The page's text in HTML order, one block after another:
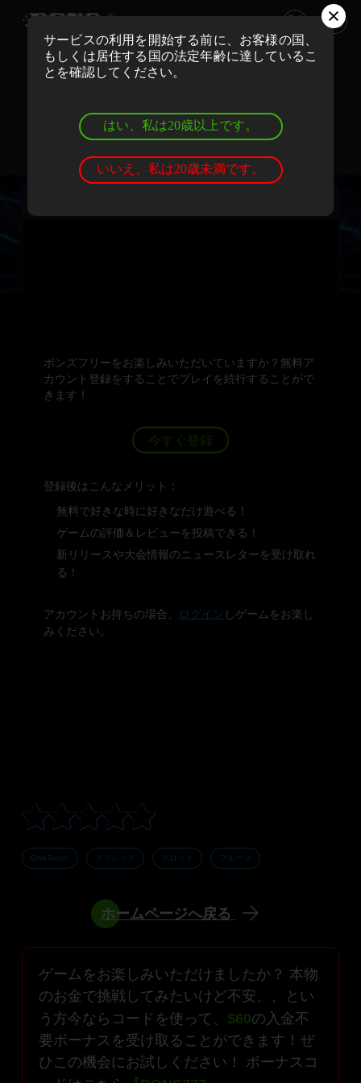
ボンズカジノでリアルマネーでプレイ
ボンズカジノでデモゲームを遊ぼう
登録 ログイン
サービスの利用を開始する前に、お客様の国、
もしくは居住する国の法定年齢に達しているこ
とを確認してください。
はい、私は20歳以上です。
いいえ、私は20歳未満です。
ボンズフリーをお楽しみいただいていますか？無料ア
カウント登録をすることでプレイを続行することがで
きます！
今すぐ登録
登録後はこんなメリット：
無料で好きな時に好きなだけ遊べる！
ゲームの評価＆レビューを投稿できる！
新リリースや大会情報のニュースレターを受け取れ
る！
アカウントお持ちの場合、 ログイン しゲームをお楽し
みください。
OneTouch クラシック スロット フルーツ
ホームページへ戻る
ゲームをお楽しみいただけましたか？ 本物
のお金で挑戦してみたいけど不安、、とい
う方今ならコードを使って、 $60の入金不
要ボーナスを受け取ることができます！ぜ
ひこの機会にお試しください！ ボーナスコ